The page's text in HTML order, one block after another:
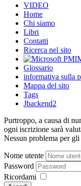
VIDEO
Home
Chi siamo
Libri
Contatti
Ricerca nel sito
Glossario
informativa sulla
Mappa del sito
Tags
Jbackend2
Purtroppo, a causa di
ogni iscrizione sarà
Nessun problema per
Nome utente
Password
Ricordami